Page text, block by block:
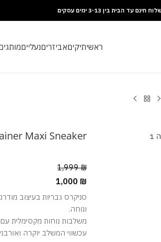
חינם עד הבית בין 3-13 ימים עסקים
ראשיתיקיםאביזריםנעליים
Maxi Sneaker
1,999₪
1,000 ₪
סניקרס גבריות בעיצוב
ונוחה.
משלבות נוחות מקסימלית
עכשווי המשלב יוקרה